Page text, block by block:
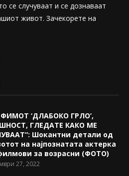
се случуваат и се дознаваат
живот. Зачекорете на
ФИМОТ ‘ДЛАБОКО ГРЛО’,
ГЛЕДАТЕ КАКО МЕ
Шокантни детали од
на најпознатата актерка
за возрасни (ФОТО)
27, 2022